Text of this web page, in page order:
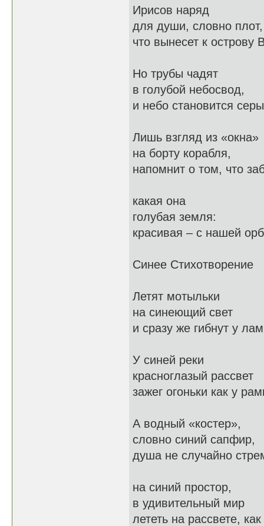
Ирисов наряд
для души, словно плот,
что вынесет к острову
Но трубы чадят
в голубой небосвод,
и небо становится
Лишь взгляд из «окна»
на борту корабля,
напомнит о том, что
какая она
голубая земля:
красивая – с нашей
Синее Стихотворение
Летят мотыльки
на синеющий свет
и сразу же гибнут у
У синей реки
красноглазый рассвет
зажег огоньки как у
А водный «костер»,
словно синий сапфир,
душа не случайно
на синий простор,
в удивительный мир
лететь на рассвете,